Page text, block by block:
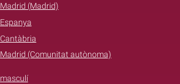
Madrid (Madrid)
Espanya
Cantàbria
Madrid (Comunitat autònoma)
masculí